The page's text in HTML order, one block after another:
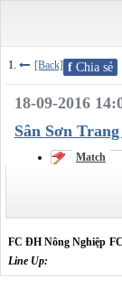
[Back] f Chia sẻ
18-09-2016
Sân Sơn
Match
FC ĐH Nông Nghiệp
Line Up: